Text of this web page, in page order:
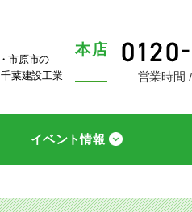
市原市の
葉建設工業
本店
営業時間
イベント情報